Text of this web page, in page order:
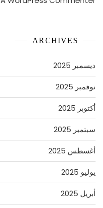
ARCHIVES
ديسمبر 2025
نوفمبر 2025
أكتوبر 2025
سبتمبر 2025
أغسطس 2025
يوليو 2025
أبريل 2025